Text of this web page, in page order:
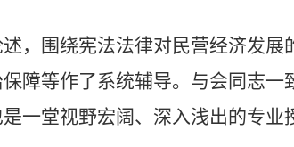
围绕宪法法律对民营经济发展
障等作了系统辅导。与会同志一
一堂视野宏阔、深入浅出的专业